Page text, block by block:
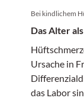
Bei kindlichem
Das Alter
Ursache in
das Labor